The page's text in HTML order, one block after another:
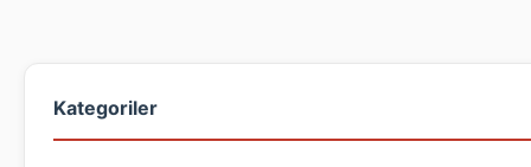
Kategoriler